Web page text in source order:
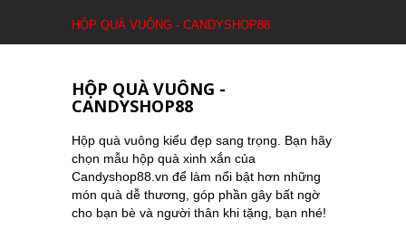
HỘP QUÀ VUÔNG - CANDYSHOP88
HỘP QUÀ VUÔNG -
CANDYSHOP88
Hộp quà vuông kiểu đẹp sang trọng. Bạn hãy
chọn mẫu hộp quà xinh xắn của
Candyshop88.vn để làm nổi bật hơn những
món quà dễ thương, góp phần gây bất ngờ
cho bạn bè và người thân khi tặng, bạn nhé!